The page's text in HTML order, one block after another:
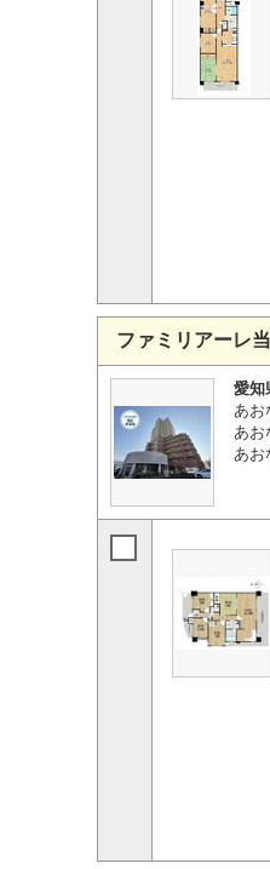
ファミリアーレ
愛知
あお
あお
あお